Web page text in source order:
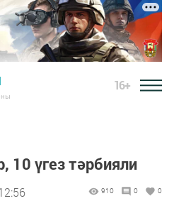
16+
10 үгез тәрбияли
910 0 0